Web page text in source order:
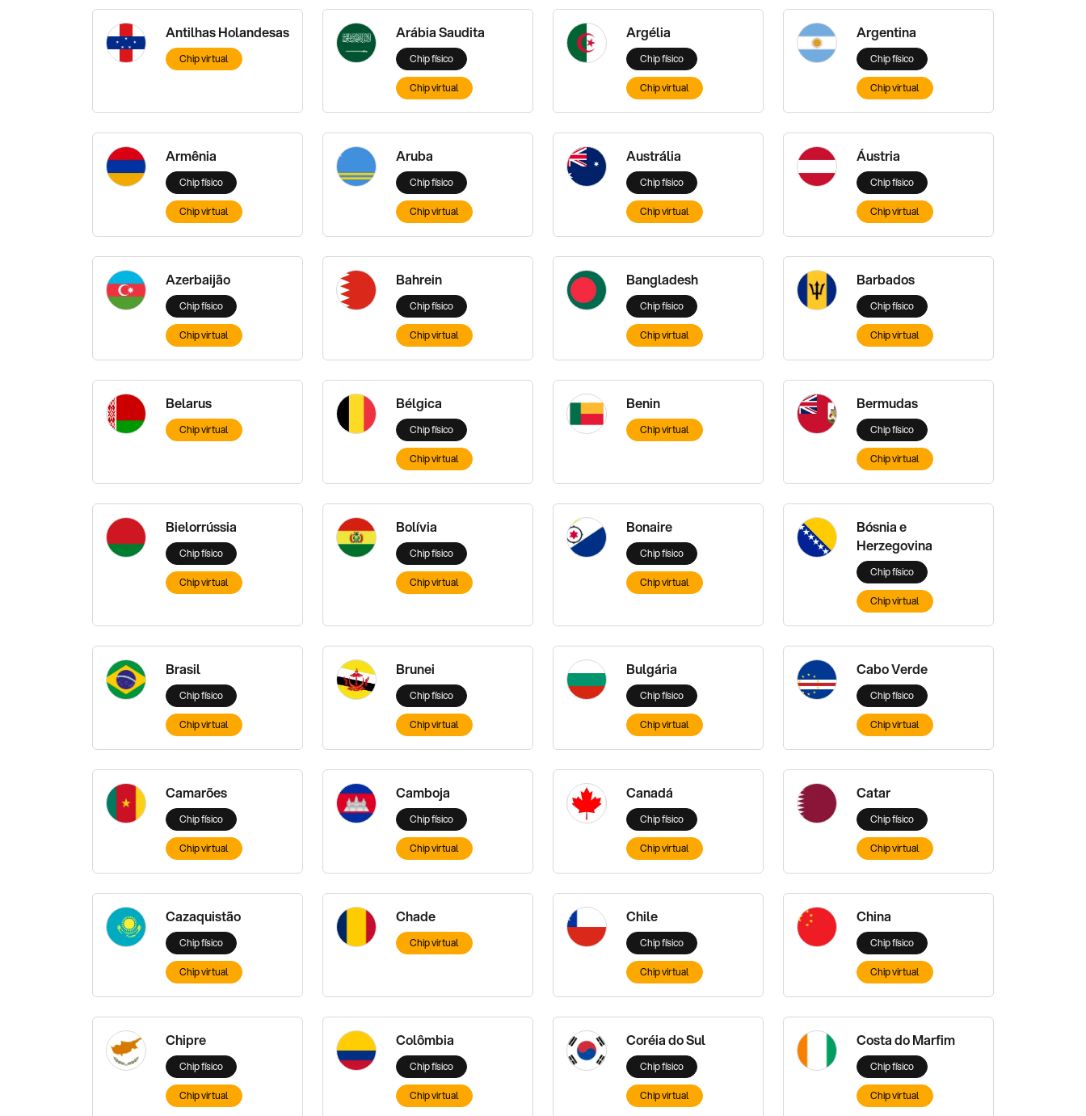
Antilhas Holandesas
Chip virtual
Arábia Saudita
Chip físico
Chip virtual
Argélia
Chip físico
Chip virtual
Argentina
Chip físico
Chip virtual
Armênia
Chip físico
Chip virtual
Aruba
Chip físico
Chip virtual
Austrália
Chip físico
Chip virtual
Áustria
Chip físico
Chip virtual
Azerbaijão
Chip físico
Chip virtual
Bahrein
Chip físico
Chip virtual
Bangladesh
Chip físico
Chip virtual
Barbados
Chip físico
Chip virtual
Belarus
Chip virtual
Bélgica
Chip físico
Chip virtual
Benin
Chip virtual
Bermudas
Chip físico
Chip virtual
Bielorrússia
Chip físico
Chip virtual
Bolívia
Chip físico
Chip virtual
Bonaire
Chip físico
Chip virtual
Bósnia e
Herzegovina
Chip físico
Chip virtual
Brasil
Chip físico
Chip virtual
Brunei
Chip físico
Chip virtual
Bulgária
Chip físico
Chip virtual
Cabo Verde
Chip físico
Chip virtual
Camarões
Chip físico
Chip virtual
Camboja
Chip físico
Chip virtual
Canadá
Chip físico
Chip virtual
Catar
Chip físico
Chip virtual
Cazaquistão
Chip físico
Chip virtual
Chade
Chip virtual
Chile
Chip físico
Chip virtual
China
Chip físico
Chip virtual
Chipre
Chip físico
Chip virtual
Colômbia
Chip físico
Chip virtual
Coréia do Sul
Chip físico
Chip virtual
Costa do Marfim
Chip físico
Chip virtual